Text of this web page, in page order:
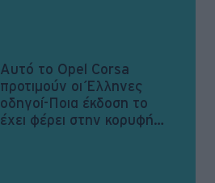
Αυτό το Opel Corsa
προτιμούν οι Έλληνες
οδηγοί-Ποια έκδοση το
έχει φέρει στην κορυφή